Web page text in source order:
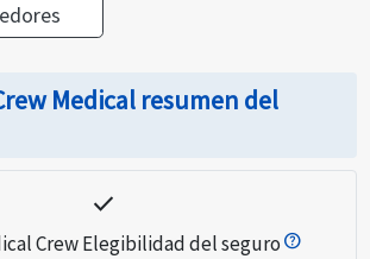
Medical resumen del
check
Crew Elegibilidad del seguro